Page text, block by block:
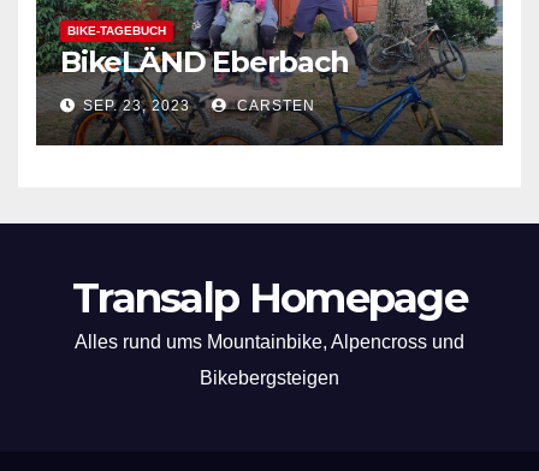
BIKE-TAGEBUCH
BikeLÄND Eberbach
SEP. 23, 2023 CARSTEN
Transalp Homepage
Alles rund ums Mountainbike, Alpencross und
Bikebergsteigen